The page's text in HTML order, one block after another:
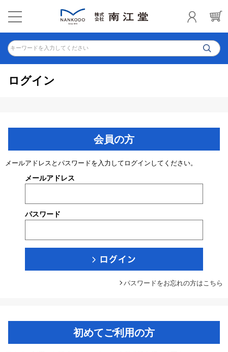
キーワードを入力してください
ログイン
会員の方
メールアドレスとパスワードを入力してログインしてください。
メールアドレス
パスワード
パスワードをお忘れの方はこちら
初めてご利用の方